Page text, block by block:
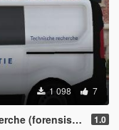
1 098 7
onderzoek) 1.0